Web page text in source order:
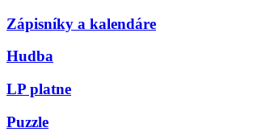
Zápisníky a kalendáre
Hudba
LP platne
Puzzle